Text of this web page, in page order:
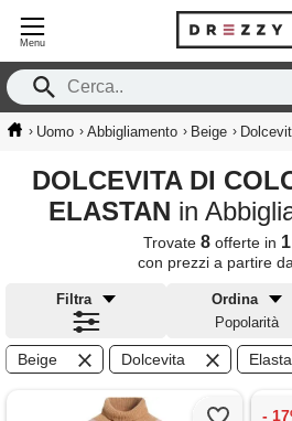
Menu
› Uomo › Abbigliamento › Beige ›
DOLCEVITA DI COLORE BEIGE IN
ELASTAN in
Trovate 8 offerte in 1
con prezzi a partire da
Filtra
Ordina
Popolarità
Beige Dolcevita